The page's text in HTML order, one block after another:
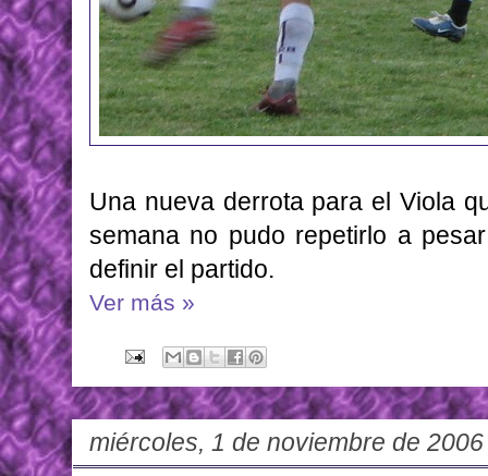
Una nueva derrota para el Viola
semana no pudo repetirlo a
definir el partido.
Ver más »
miércoles, 1 de noviembre de 2006